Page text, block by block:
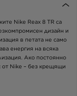
Nike Reax 8 TR са
дизайн и
в петата не само
енергия на всяка
Ако постоянно
Nike – без крещящи